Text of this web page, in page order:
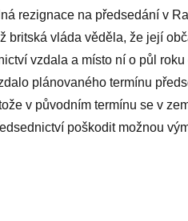
rezignace na předsedání v
britská vláda věděla, že její
vzdala a místo ní o půl roku
plánovaného termínu
v původním termínu se v
poškodit možnou